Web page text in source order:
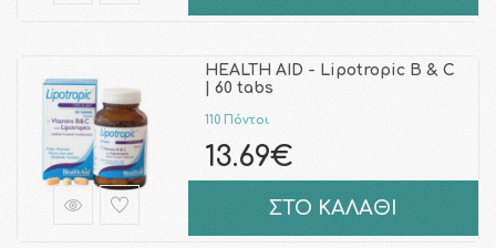
HEALTH AID - Lipotropic B & C
| 60 tabs
110 Πόντοι
13.69€
ΣΤΟ ΚΑΛΑΘΙ